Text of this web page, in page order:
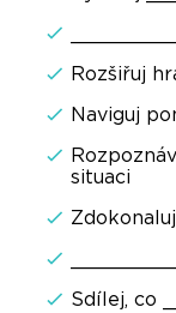
Rozšiřuj
Naviguj
situaci
Sdílej, co